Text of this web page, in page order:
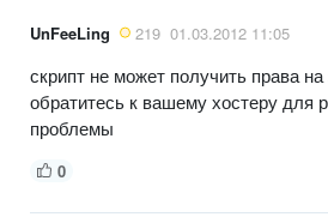
UnFeeLing 219 01.03.2012 11:05
скрипт не может получить права
обратитесь к вашему хостеру для
проблемы
0